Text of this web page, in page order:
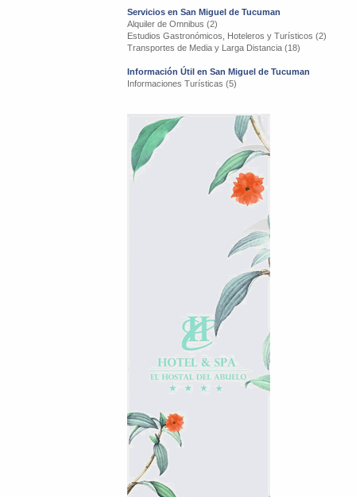
Servicios en San Miguel de Tucuman
Alquiler de Omnibus (2)
Estudios Gastronómicos, Hoteleros y Turísticos (2)
Transportes de Media y Larga Distancia (18)
Información Útil en San Miguel de Tucuman
Informaciones Turísticas (5)